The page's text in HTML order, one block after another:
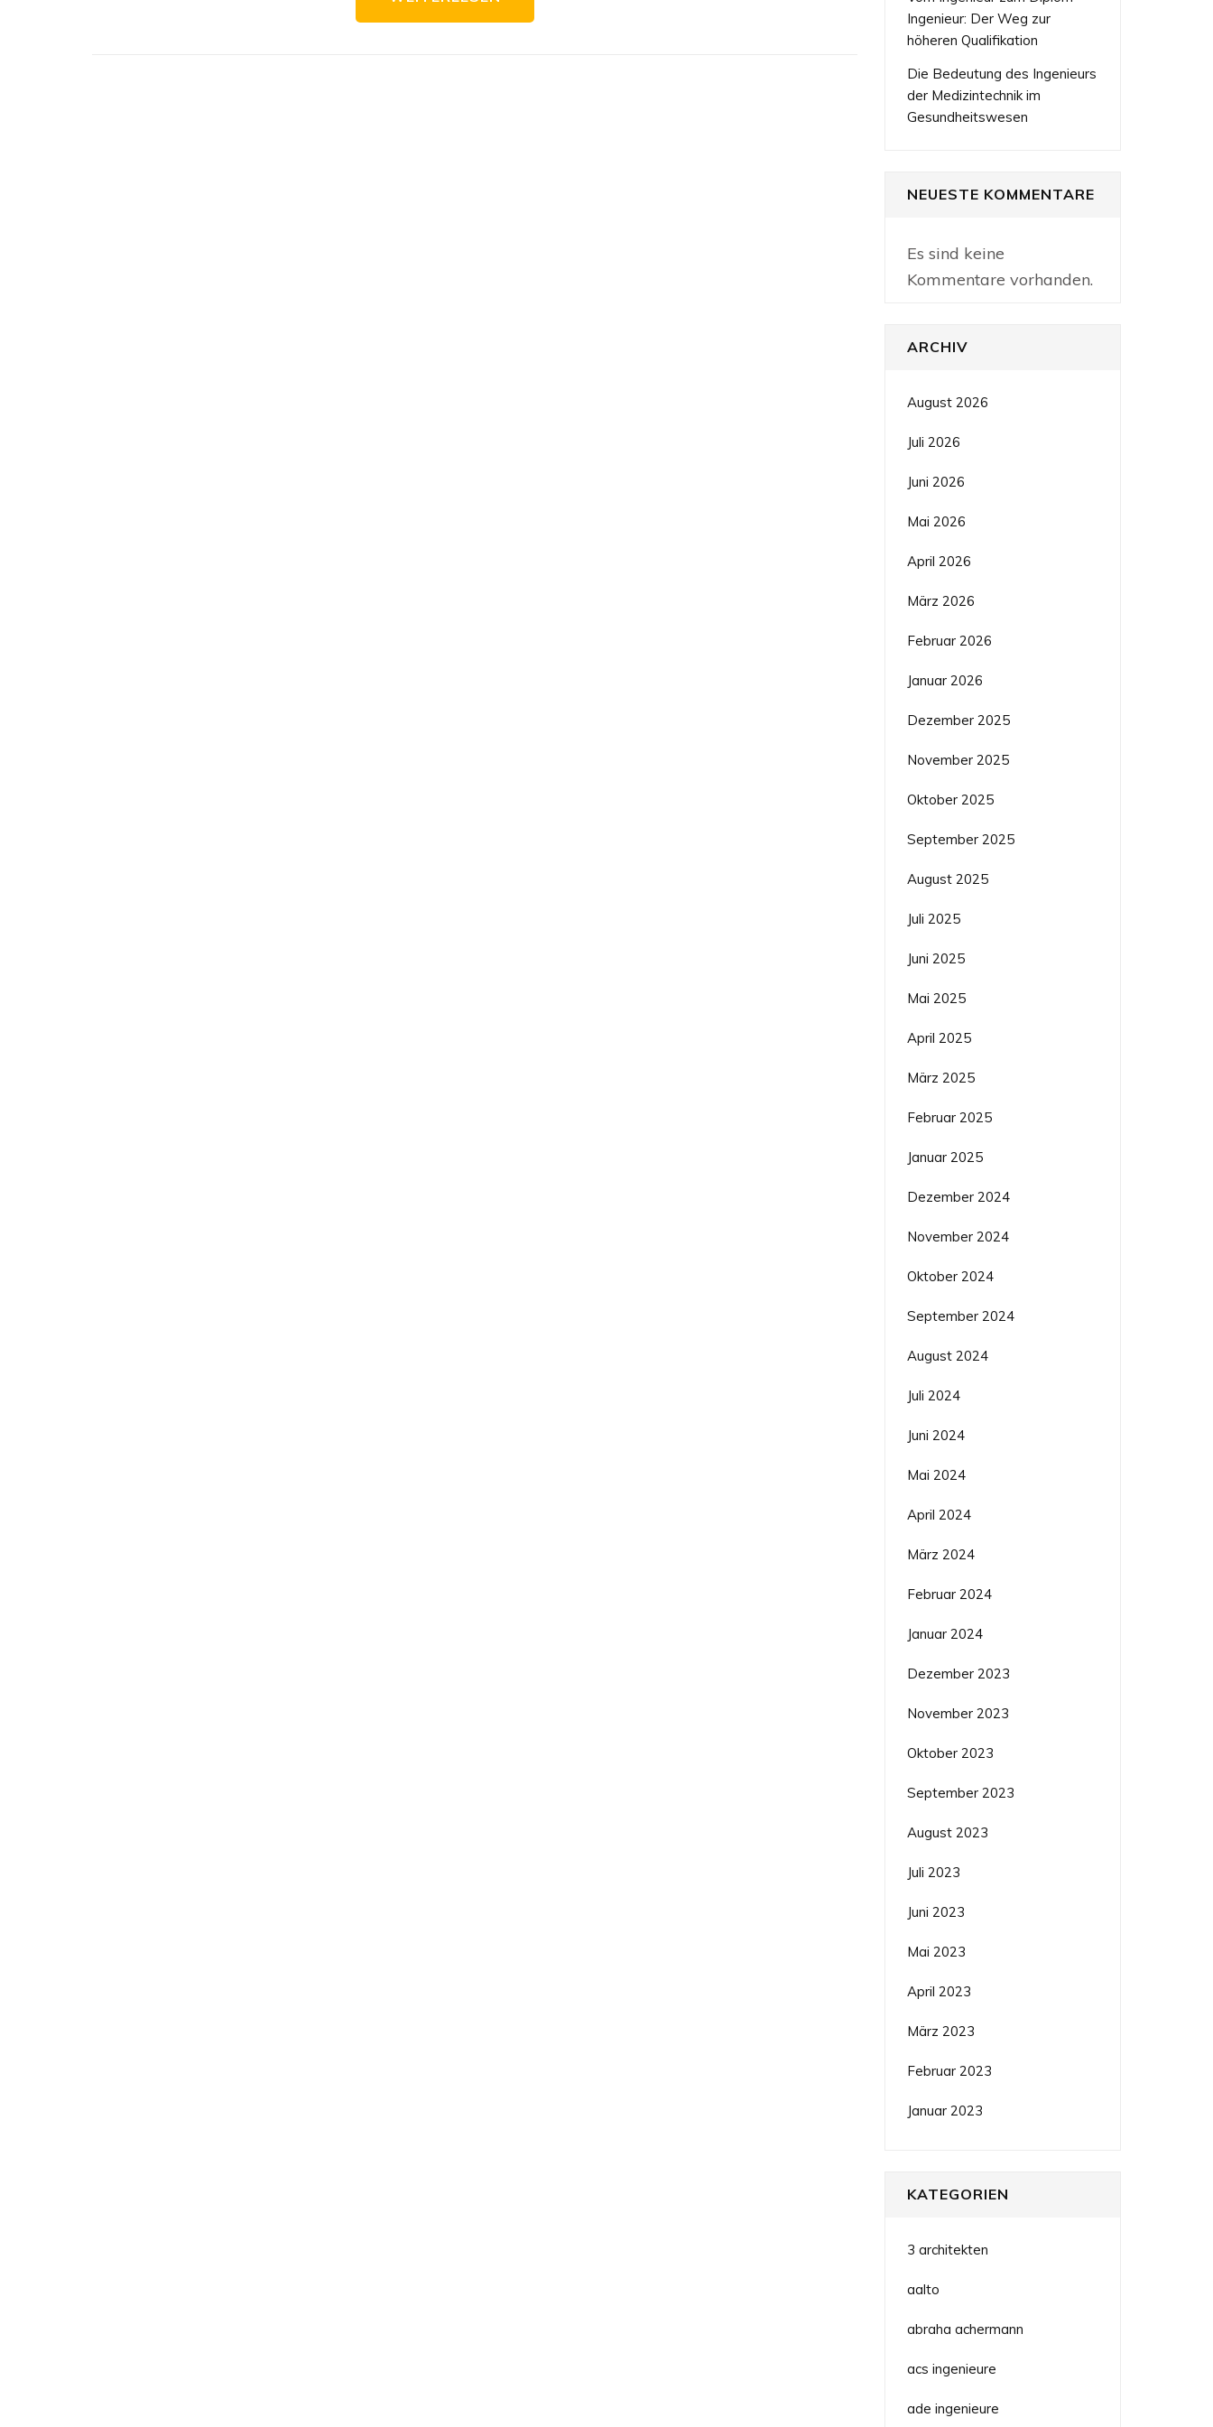
Ingenieur: Der Weg zur
höheren Qualifikation
Die Bedeutung des Ingenieurs
der Medizintechnik im
Gesundheitswesen
NEUESTE KOMMENTARE
Es sind keine
Kommentare vorhanden.
ARCHIV
August 2026
Juli 2026
Juni 2026
Mai 2026
April 2026
März 2026
Februar 2026
Januar 2026
Dezember 2025
November 2025
Oktober 2025
September 2025
August 2025
Juli 2025
Juni 2025
Mai 2025
April 2025
März 2025
Februar 2025
Januar 2025
Dezember 2024
November 2024
Oktober 2024
September 2024
August 2024
Juli 2024
Juni 2024
Mai 2024
April 2024
März 2024
Februar 2024
Januar 2024
Dezember 2023
November 2023
Oktober 2023
September 2023
August 2023
Juli 2023
Juni 2023
Mai 2023
April 2023
März 2023
Februar 2023
Januar 2023
KATEGORIEN
3 architekten
aalto
abraha achermann
acs ingenieure
ade ingenieure